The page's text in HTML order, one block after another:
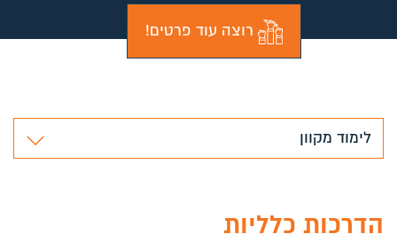
רוצה עוד פרטים!
לימוד מקוון
הדרכות כלליות